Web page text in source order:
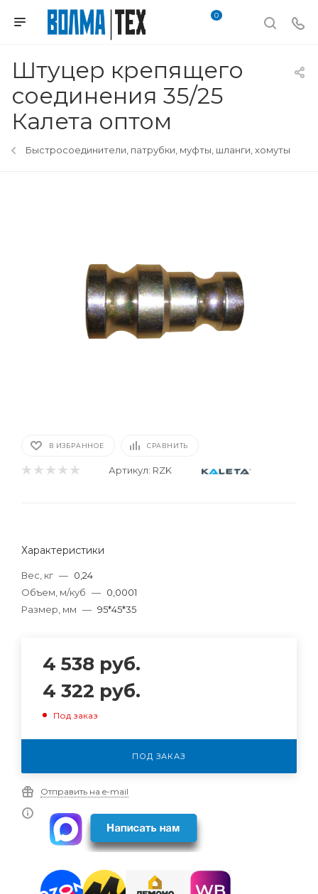
0
Штуцер крепящего
соединения 35/25
Калета оптом
Быстросоединители, патрубки, муфты, шланги, хомуты
В ИЗБРАННОЕ СРАВНИТЬ
Артикул: RZK
Характеристики
Вес, кг — 0,24
Объем, м/куб — 0,0001
Размер, мм — 95*45*35
4 538 руб.
4 322 руб.
Под заказ
ПОД ЗАКАЗ
Отправить на e-mail